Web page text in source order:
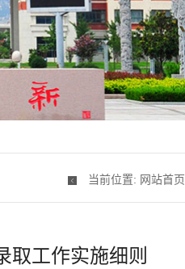
当前位置: 网站首页
取工作实施细则